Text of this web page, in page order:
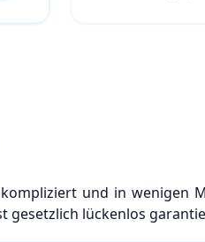
und in wenigen
gesetzlich lückenlos